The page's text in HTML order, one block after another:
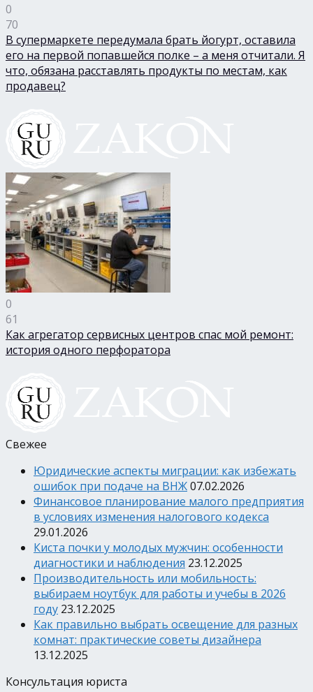
0
70
В супермаркете передумала брать йогурт, оставила
его на первой попавшейся полке – а меня отчитали. Я
что, обязана расставлять продукты по местам, как
продавец?
0
61
Как агрегатор сервисных центров спас мой ремонт:
история одного перфоратора
Свежее
Юридические аспекты миграции: как избежать
ошибок при подаче на ВНЖ07.02.2026
Финансовое планирование малого предприятия
в условиях изменения налогового кодекса
29.01.2026
Киста почки у молодых мужчин: особенности
диагностики и наблюдения 23.12.2025
Производительность или мобильность:
выбираем ноутбук для работы и учебы в 2026
году 23.12.2025
Как правильно выбрать освещение для разных
комнат: практические советы дизайнера
13.12.2025
Консультация юриста